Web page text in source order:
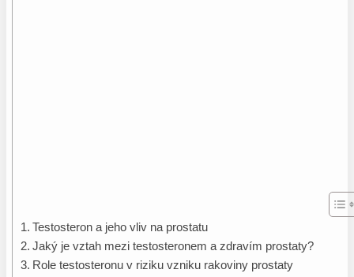
Testosteron a jeho vliv na prostatu
Jaký je vztah mezi testosteronem a zdravím prostaty?
Role testosteronu v riziku vzniku rakoviny prostaty